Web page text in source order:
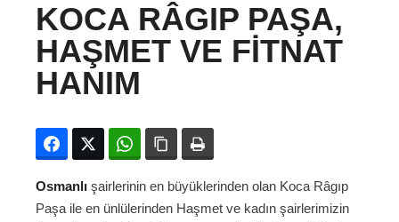
KOCA RÂGIP PAŞA,
HAŞMET VE FITNAT
HANIM
FacebookTwitter WhatsAppBağlanıyı kopyala
Osmanlı şairlerinin en büyüklerinden olan Koca Râgıp
Paşa ile en ünlülerinden Haşmet ve kadın şairlerimizin